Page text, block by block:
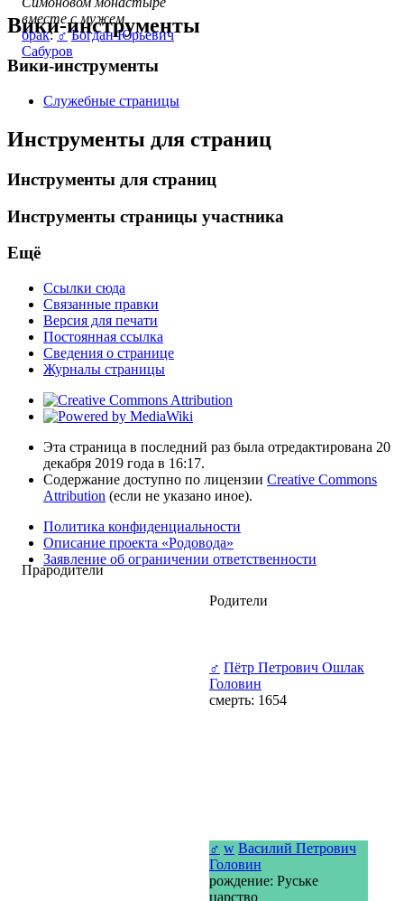
вместе с мужем
брак:♂ Богдан Юрьевич
Сабуров
Прародители
Родители
♂ Пётр Петрович Ошлак
Головин
смерть: 1654
♂ w Василий Петрович
Головин
рождение: Руське
царство
Вики-инструменты
Вики-инструменты
Служебные страницы
Инструменты для страниц
Инструменты для страниц
Инструменты страницы участника
Ещё
Ссылки сюда
Связанные правки
Версия для печати
Постоянная ссылка
Сведения о странице
Журналы страницы
Эта страница в последний раз была отредактирована 20
декабря 2019 года в 16:17.
Содержание доступно по лицензии Creative Commons
Attribution (если не указано иное).
Политика конфиденциальности
Описание проекта «Родовода»
Заявление об ограничении ответственности